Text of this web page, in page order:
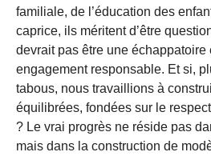
familiale, de l’éducation des
caprice, ils méritent d’être
devrait pas être une échappatoire
engagement responsable. Et si,
tabous, nous travaillions à
équilibrées, fondées sur le
? Le vrai progrès ne réside pas
mais dans la construction de